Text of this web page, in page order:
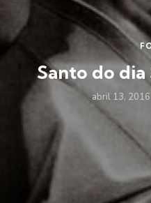
Santo do dia
abril 13, 2016